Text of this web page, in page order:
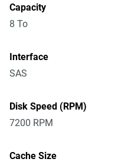
Capacity
8 To
Interface
SAS
Disk Speed (RPM)
7200 RPM
Cache Size